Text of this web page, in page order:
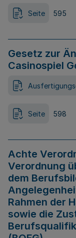
Seite 595
Gesetz zur
Casinospiel
Seite 598
Achte
Verordnung
dem
Rahmen der
sowie die